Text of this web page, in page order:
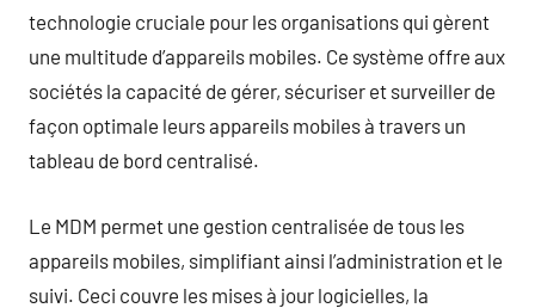
technologie cruciale pour les organisations qui gèrent
une multitude d’appareils mobiles. Ce système offre aux
sociétés la capacité de gérer, sécuriser et surveiller de
façon optimale leurs appareils mobiles à travers un
tableau de bord centralisé.
Le MDM permet une gestion centralisée de tous les
appareils mobiles, simplifiant ainsi l’administration et le
suivi. Ceci couvre les mises à jour logicielles, la